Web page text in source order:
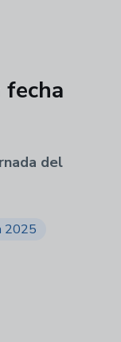
fecha
del
2025